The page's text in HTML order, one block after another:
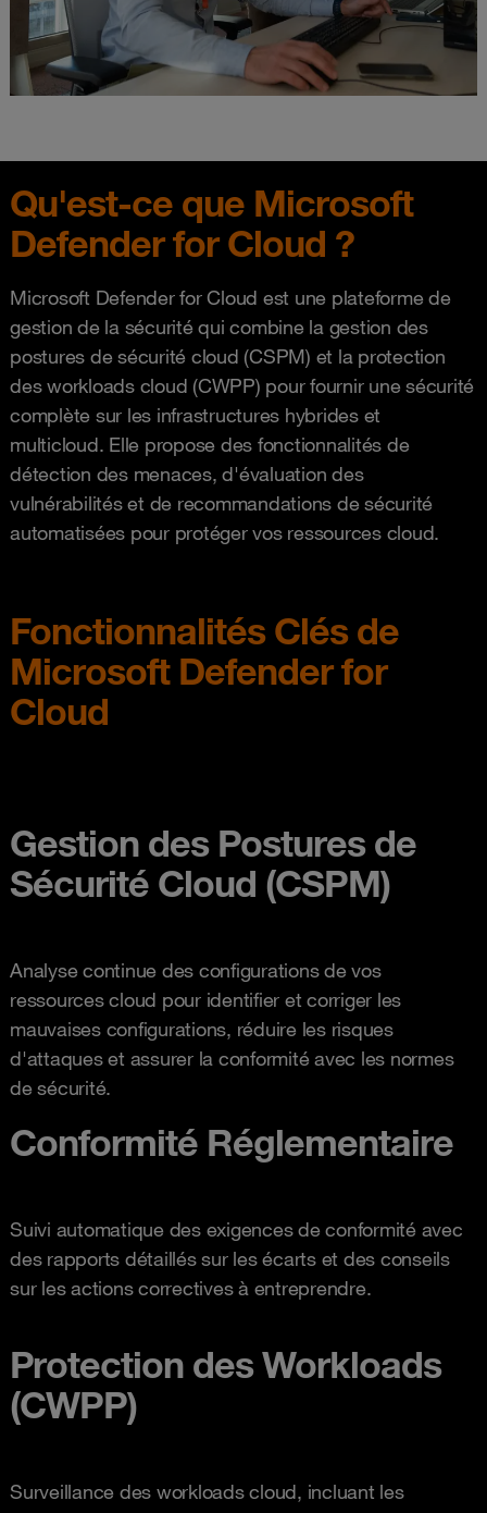
Qu'est-ce que Microsoft
Defender for Cloud ?
Microsoft Defender for Cloud est une plateforme de
gestion de la sécurité qui combine la gestion des
postures de sécurité cloud (CSPM) et la protection
des workloads cloud (CWPP) pour fournir une sécurité
complète sur les infrastructures hybrides et
multicloud. Elle propose des fonctionnalités de
détection des menaces, d'évaluation des
vulnérabilités et de recommandations de sécurité
automatisées pour protéger vos ressources cloud.
Fonctionnalités Clés de
Microsoft Defender for
Cloud
Gestion des Postures de
Sécurité Cloud (CSPM)
Analyse continue des configurations de vos
ressources cloud pour identifier et corriger les
mauvaises configurations, réduire les risques
d'attaques et assurer la conformité avec les normes
de sécurité.
Conformité Réglementaire
Suivi automatique des exigences de conformité avec
des rapports détaillés sur les écarts et des conseils
sur les actions correctives à entreprendre.
Protection des Workloads
(CWPP)
Surveillance des workloads cloud, incluant les